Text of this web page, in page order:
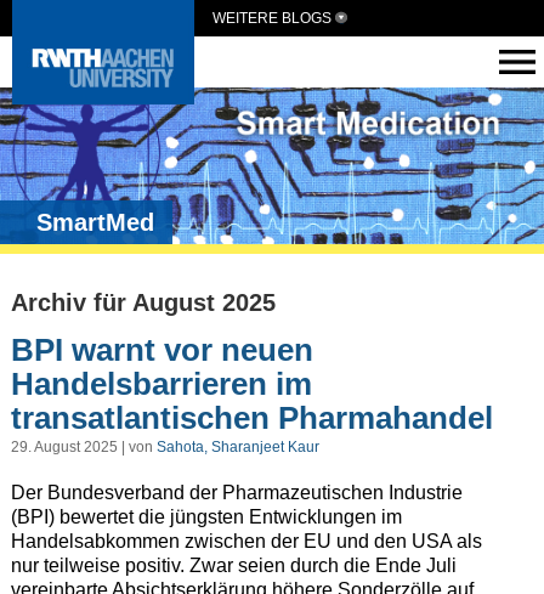
WEITERE BLOGS
SmartMed
Archiv für August 2025
BPI warnt vor neuen
Handelsbarrieren im
transatlantischen Pharmahandel
29. August 2025 | von Sahota, Sharanjeet Kaur
Der Bundesverband der Pharmazeutischen Industrie
(BPI) bewertet die jüngsten Entwicklungen im
Handelsabkommen zwischen der EU und den USA als
nur teilweise positiv. Zwar seien durch die Ende Juli